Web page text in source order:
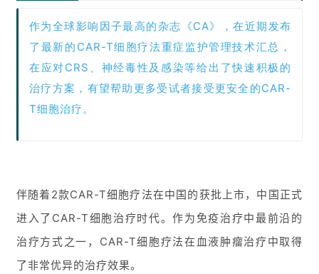
作为全球影响因子最高的杂志《CA》，在近期发布
了最新的CAR-T细胞疗法重症监护管理技术汇总，
在应对CRS、神经毒性及感染等给出了快速积极的
治疗方案，有望帮助更多受试者接受更安全的CAR-
T细胞治疗。
伴随着2款CAR-T细胞疗法在中国的获批上市，中国正式
进入了CAR-T细胞治疗时代。作为免疫治疗中最前沿的
治疗方式之一，CAR-T细胞疗法在血液肿瘤治疗中取得
了非常优异的治疗效果。